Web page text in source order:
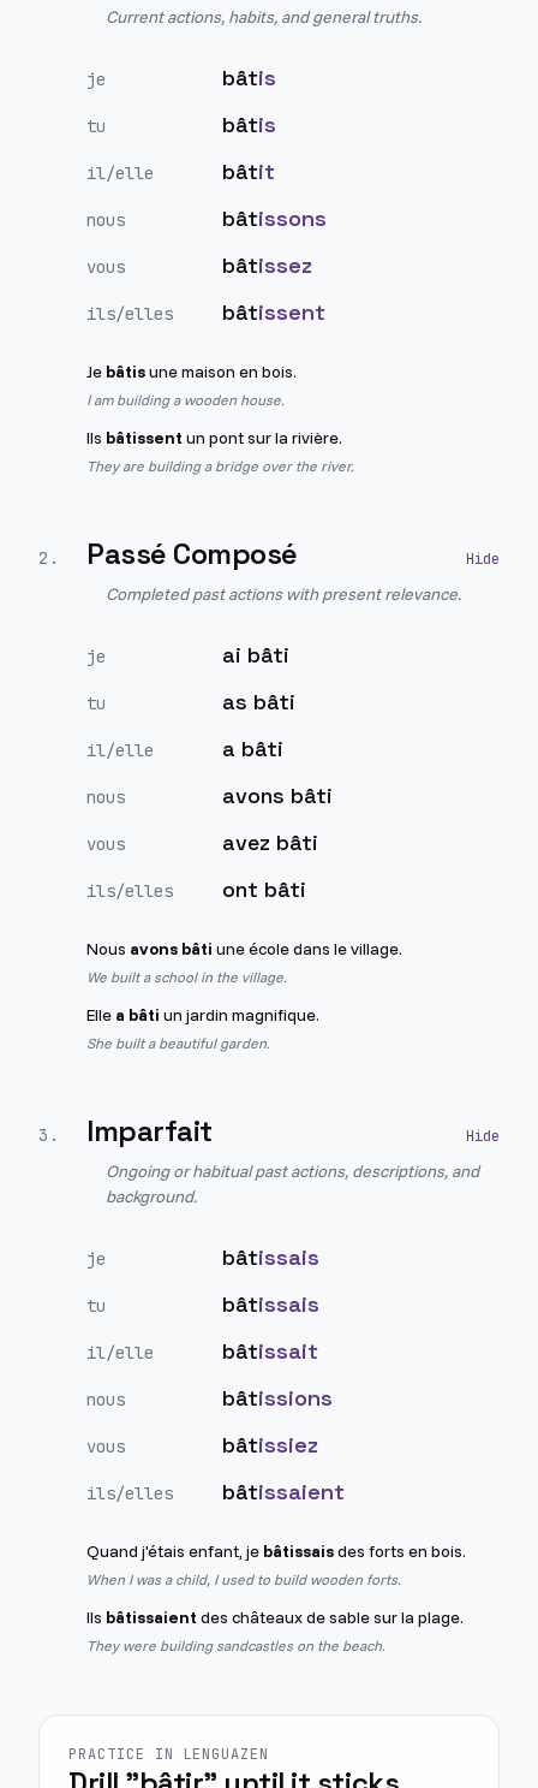
Current actions, habits, and general truths.
je bâtis
tu bâtis
il/elle bâtit
nous bâtissons
vous bâtissez
ils/elles bâtissent
Je bâtisune maison en bois.
I am building a wooden house.
Ils bâtissentun pont sur la rivière.
They are building a bridge over the river.
2 . Passé Composé
Completed past actions with present relevance.
je ai bâti
tu as bâti
il/elle a bâti
nous avons bâti
vous avez bâti
ils/elles ont bâti
Nous avons bâti une école dans le village.
We built a school in the village.
Elle a bâti un jardin magnifique.
She built a beautiful garden.
3 . Imparfait
Ongoing or habitual past actions, descriptions, and
background.
je bâtissais
tu bâtissais
il/elle bâtissait
nous bâtissions
vous bâtissiez
ils/elles bâtissaient
Quand j'étais enfant, je bâtissaisdes forts en bois.
When I was a child, I used to build wooden forts.
Ils bâtissaientdes châteaux de sable sur la plage.
They were building sandcastles on the beach.
PRACTICE IN LENGUAZEN